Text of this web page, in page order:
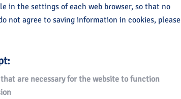
watch?v=rBdZ-RBvlhk
in the settings of each web browser, so that no
not agree to saving information in cookies, please
are necessary for the website to function